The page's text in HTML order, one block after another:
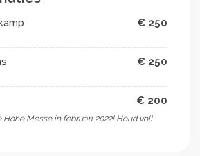
€ 250
€ 250
€ 200
Messe in februari 2022! Houd vol!